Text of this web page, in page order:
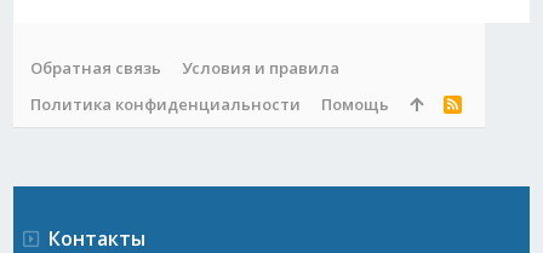
Обратная связь
Условия и правила
Политика конфиденциальности
Помощь
R
Контакты